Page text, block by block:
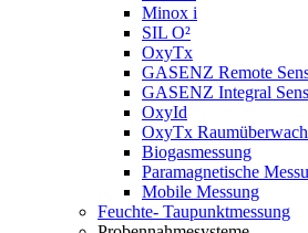
Minox i
SIL O²
OxyTx
GASENZ Remote
GASENZ Integral
OxyId
OxyTx
Biogasmessung
Paramagnetische
Mobile Messung
Feuchte- Taupunktmessung